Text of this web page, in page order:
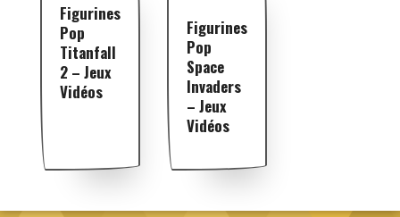
Figurines
Pop
Titanfall
2 – Jeux
Vidéos
Figurines
Pop
Space
Invaders
– Jeux
Vidéos